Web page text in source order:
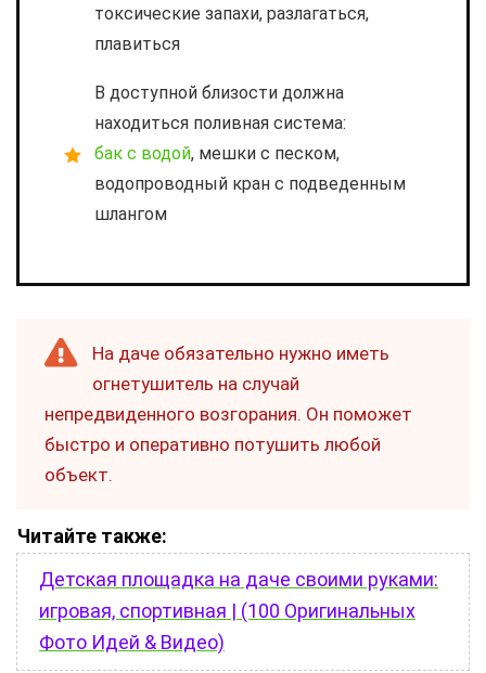
токсические запахи, разлагаться,
плавиться
В доступной близости должна
находиться поливная система:
бак с водой, мешки с песком,
водопроводный кран с подведенным
шлангом
На даче обязательно нужно иметь
огнетушитель на случай
непредвиденного возгорания. Он поможет
быстро и оперативно потушить любой
объект.
Читайте также:
Детская площадка на даче своими руками:
игровая, спортивная | (100 Оригинальных
Фото Идей & Видео)